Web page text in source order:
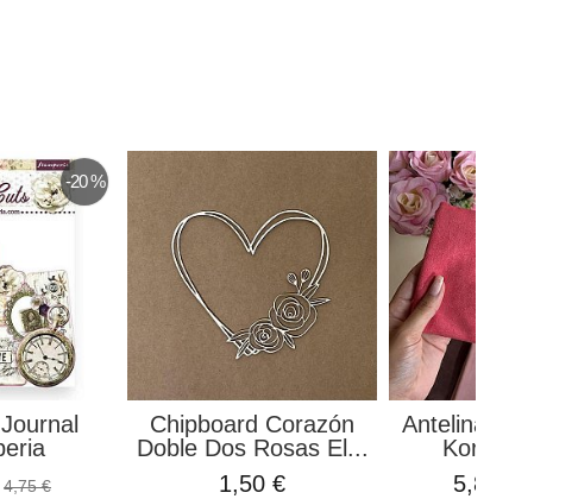
-20 %
4,75 €
Chipboard Corazón
Doble Dos Rosas El...
1,50 €
Antelina Rojo
Kora
5,87 €